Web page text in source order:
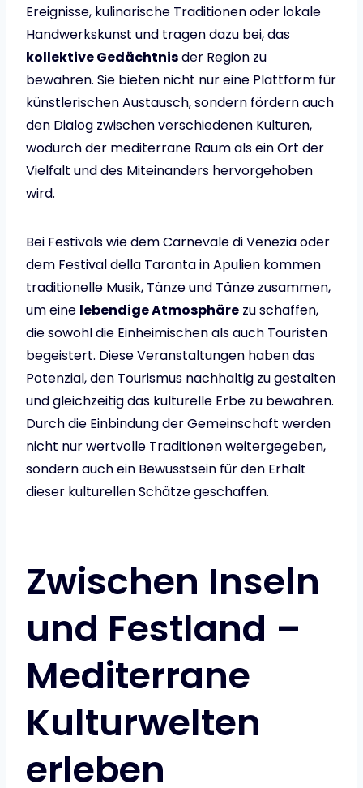
Ereignisse, kulinarische Traditionen oder lokale
Handwerkskunst und tragen dazu bei, das
kollektive Gedächtnisder Region zu
bewahren. Sie bieten nicht nur eine Plattform für
künstlerischen Austausch, sondern fördern auch
den Dialog zwischen verschiedenen Kulturen,
wodurch der mediterrane Raum als ein Ort der
Vielfalt und des Miteinanders hervorgehoben
wird.
Bei Festivals wie dem Carnevale di Venezia oder
dem Festival della Taranta in Apulien kommen
traditionelle Musik, Tänze und Tänze zusammen,
um eine lebendige Atmosphäre zu schaffen,
die sowohl die Einheimischen als auch Touristen
begeistert. Diese Veranstaltungen haben das
Potenzial, den Tourismus nachhaltig zu gestalten
und gleichzeitig das kulturelle Erbe zu bewahren.
Durch die Einbindung der Gemeinschaft werden
nicht nur wertvolle Traditionen weitergegeben,
sondern auch ein Bewusstsein für den Erhalt
dieser kulturellen Schätze geschaffen.
Zwischen Inseln
und Festland –
Mediterrane
Kulturwelten
erleben